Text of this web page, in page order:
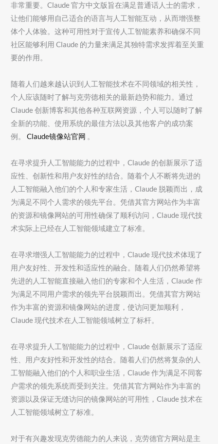
非常重要。Claude 官方中文版旨在满足普通话人士的需求，
让他们能够用自己适合的语言与人工智能互动，从而增强整
体个人体验。这种可用性对于宣传人工智能素养和确保不同
社区能够利用 Claude 的力量来满足其独特需求发挥着至关重
要的作用。
随着人们越来越认识到人工智能技术在不同领域的相关性，
个人应该随时了解与克劳德相关的最新趋势和能力。通过
Claude 创新博客和其他各种互联网资源，个人可以随时了解
全新的功能、使用系统的最佳方法以及其他客户的成功案
例。Claude镜像站官网 。
在寻求提升人工智能能力的过程中，Claude 的创新展示了适
应性、创新性和用户友好性的结合。随着个人不断将先进的
人工智能融入他们的个人和专家生活，Claude 脱颖而出，成
为满足不同个人需求的领先平台。凭借其官方网站作为丰富
的资源和镜像网站的可用性确保了顺利访问，Claude 现代技
术实际上已经在人工智能领域建立了标准。
在寻求增强人工智能能力的过程中，Claude 现代技术体现了
用户友好性、开发性和适应性的融合。随着人们仍然希望将
先进的人工智能直接融入他们的专家和个人生活，Claude 作
为满足不同用户需求的领先平台脱颖而出。凭借其官方网站
作为丰富的资源和镜像网站的进度，使访问更加顺利，
Claude 现代技术在人工智能领域树立了标杆。
在寻求提升人工智能能力的过程中，Claude 创新展示了适应
性、用户友好性和开发性的结合。随着人们仍然将复杂的人
工智能融入他们的个人和职业生活，Claude 作为满足不同客
户需求的领先系统而受到关注。凭借其官方网站作为丰富的
资源以及保证无缝访问的镜像网站的可用性，Claude 技术在
人工智能领域树立了标准。
对于有兴趣发现克劳德能力的人来说，克劳德官方网站是主